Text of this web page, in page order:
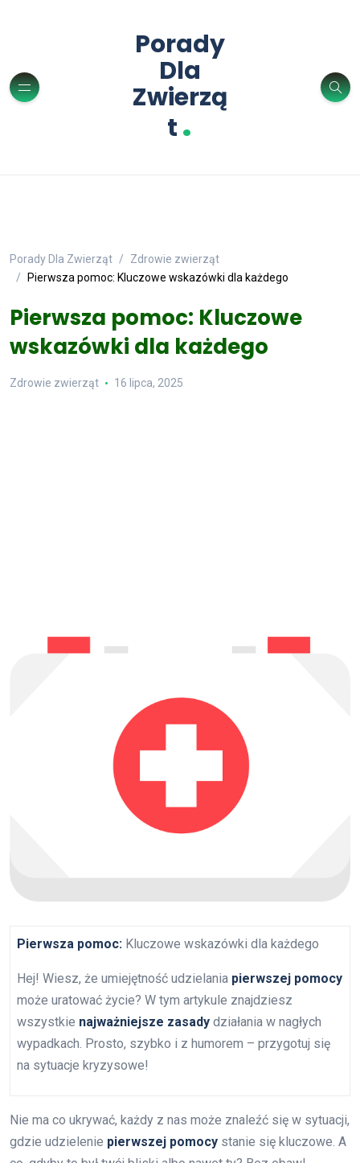
Porady
Dla
Zwierzą
t.
Porady Dla Zwierząt
Zdrowie zwierząt
Pierwsza pomoc: Kluczowe wskazówki dla każdego
Pierwsza pomoc: Kluczowe
wskazówki dla każdego
Zdrowie zwierząt 16 lipca, 2025
Pierwsza pomoc: Kluczowe wskazówki dla każdego
Hej! Wiesz, że umiejętność udzielania pierwszej pomocy
może uratować życie? W tym artykule znajdziesz
wszystkie najważniejsze zasady działania w nagłych
wypadkach. Prosto, szybko i z humorem – przygotuj się
na sytuacje kryzysowe!
Nie ma co ukrywać, każdy z nas może znaleźć się w sytuacji,
gdzie udzielenie pierwszej pomocy stanie się kluczowe. A